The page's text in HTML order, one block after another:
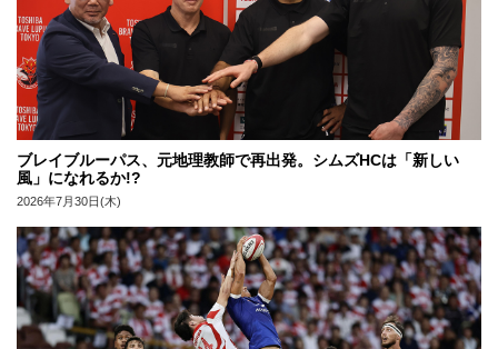
ブレイブルーパス、元地理教師で再出発。シムズHCは「新しい
風」になれるか!?
2026年7月30日(木)